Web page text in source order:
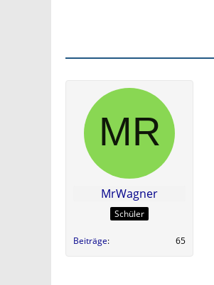
MrWagner
Schüler
Beiträge 65